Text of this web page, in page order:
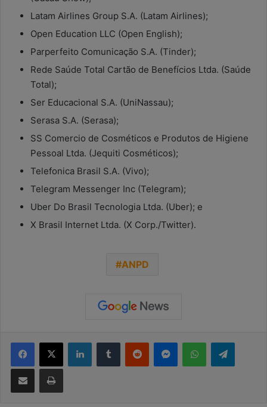
Latam Airlines Group S.A. (Latam Airlines);
Open Education LLC (Open English);
Parperfeito Comunicação S.A. (Tinder);
Rede Saúde Total Cartão de Benefícios Ltda. (Saúde
Total);
Ser Educacional S.A. (UniNassau);
Serasa S.A. (Serasa);
SS Comercio de Cosméticos e Produtos de Higiene
Pessoal Ltda. (Jequiti Cosméticos);
Telefonica Brasil S.A. (Vivo);
Telegram Messenger Inc (Telegram);
Uber Do Brasil Tecnologia Ltda. (Uber); e
X Brasil Internet Ltda. (X Corp./Twitter).
ANPD
Facebook
X LinkedinTumblr Reddit MessengerWhatsApp
Compartilhar via e-mail Imprimir